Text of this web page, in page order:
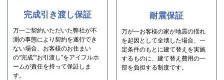
完成引き渡し保証
万一ご契約いただいた弊社が不
測の事態により契約を遂行でき
ない場合、お客様のお住まい
の“完成”“お引渡し”をアイフルホ
ームが責任を持って保証しま
す。
耐震保証
万が一お客様の家が地震の揺れ
を起因として全壊した場合、一
定条件のもとに建て替えを実施
するものに、建て替え費用の一
部を負担する制度です。